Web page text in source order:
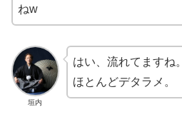
ねw
垣内
はい、流れてますね。
ほとんどデタラメ。